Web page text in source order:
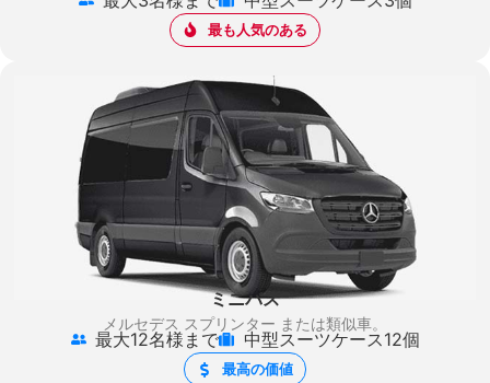
最も人気のある
ミニバス
メルセデス スプリンター または類似車。
最大12名様まで 中型スーツケース12個
最高の価値